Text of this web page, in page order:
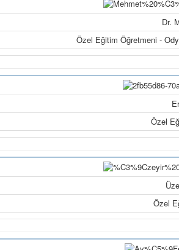
Dr.
Özel Eğitim Öğretmeni -
Özel
Özel